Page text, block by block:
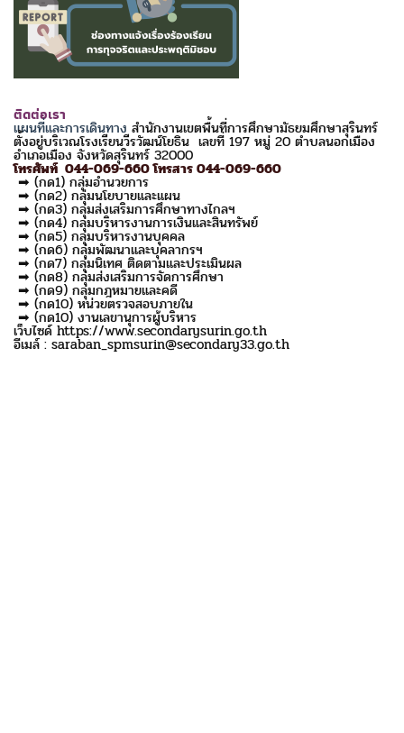
ติดต่อเรา
แผนที่และการเดินทางสำนักงานเขตพื้นที่การศึกษามัธยมศึกษาสุรินทร์
ตั้งอยู่บริเวณโรงเรียนวีรวัฒน์โยธิน เลขที่ 197 หมู่ 20 ตำบลนอกเมือง
อำเภอเมือง จังหวัดสุรินทร์ 32000
โทรศัพท์ 044-069-660 โทรสาร 044-069-660
➡ (กด1) กลุ่มอำนวยการ
➡ (กด2) กลุ่มนโยบายและแผน
➡ (กด3) กลุ่มส่งเสริมการศึกษาทางไกลฯ
➡ (กด4) กลุ่มบริหารงานการเงินและสินทรัพย์
➡ (กด5) กลุ่มบริหารงานบุคคล
➡ (กด6) กลุ่มพัฒนาและบุคลากรฯ
➡ (กด7) กลุ่มนิเทศ ติดตามและประเมินผล
➡ (กด8) กลุ่มส่งเสริมการจัดการศึกษา
➡ (กด9) กลุ่มกฎหมายและคดี
➡ (กด10) หน่วยตรวจสอบภายใน
➡ (กด10) งานเลขานุการผู้บริหาร
เว็บไซด์ https://www.secondarysurin.go.th
อีเมล์ : saraban_spmsurin@secondary33.go.th